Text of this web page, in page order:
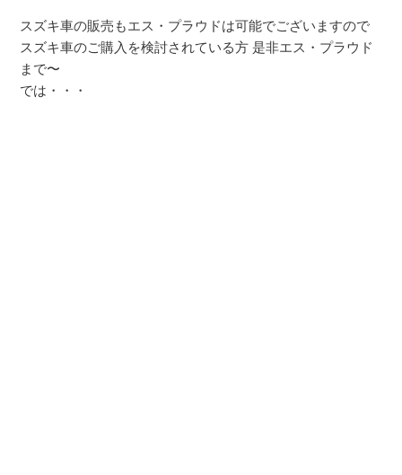
スズキ車の販売もエス・プラウドは可能でございますので
スズキ車のご購入を検討されている方 是非エス・プラウド
まで〜
では・・・